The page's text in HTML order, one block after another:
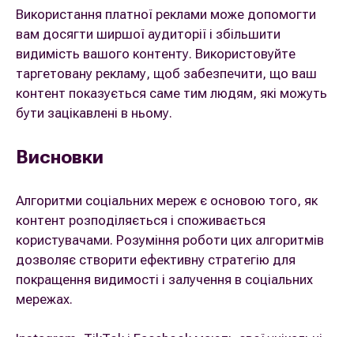
Використання платної реклами може допомогти
вам досягти ширшої аудиторії і збільшити
видимість вашого контенту. Використовуйте
таргетовану рекламу, щоб забезпечити, що ваш
контент показується саме тим людям, які можуть
бути зацікавлені в ньому.
Висновки
Алгоритми соціальних мереж є основою того, як
контент розподіляється і споживається
користувачами. Розуміння роботи цих алгоритмів
дозволяє створити ефективну стратегію для
покращення видимості і залучення в соціальних
мережах.